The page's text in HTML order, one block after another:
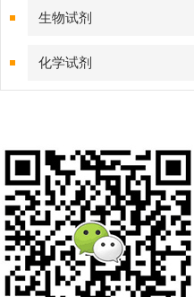
生物试剂
化学试剂
精品仪器
技术服务